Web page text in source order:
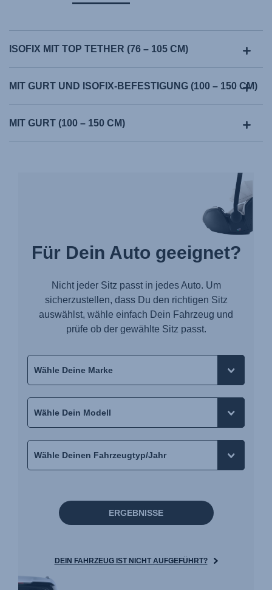
ISOFIX MIT TOP TETHER (76 – 105 CM)
MIT GURT UND ISOFIX-BEFESTIGUNG (100 – 150 CM)
MIT GURT (100 – 150 CM)
Für Dein Auto geeignet?
Nicht jeder Sitz passt in jedes Auto. Um
sicherzustellen, dass Du den richtigen Sitz
auswählst, wähle einfach Dein Fahrzeug und
prüfe ob der gewählte Sitz passt.
ERGEBNISSE
DEIN FAHRZEUG IST NICHT AUFGEFÜHRT?